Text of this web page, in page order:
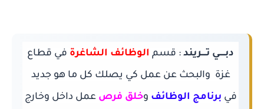
دبـــــي تــــريند : قسم الوظائف الشاغرة في قطاع
غزة والبحث عن عمل كي يصلك كل ما هو جديد
في برنامج الوظائف وخلق فرص عمل داخل وخارج